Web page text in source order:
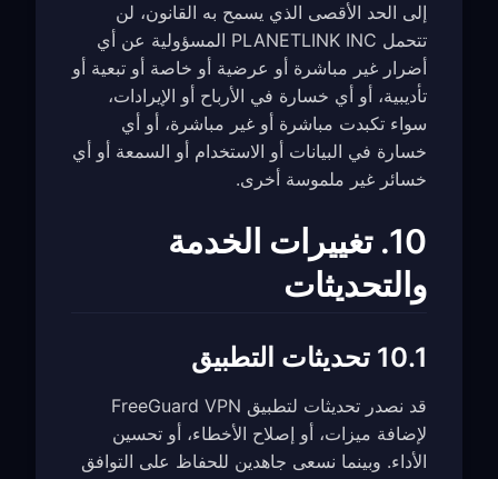
إلى الحد الأقصى الذي يسمح به القانون، لن
تتحمل PLANETLINK INC المسؤولية عن أي
أضرار غير مباشرة أو عرضية أو خاصة أو تبعية أو
تأديبية، أو أي خسارة في الأرباح أو الإيرادات،
سواء تكبدت مباشرة أو غير مباشرة، أو أي
خسارة في البيانات أو الاستخدام أو السمعة أو أي
خسائر غير ملموسة أخرى.
10. تغييرات الخدمة
والتحديثات
10.1 تحديثات التطبيق
قد نصدر تحديثات لتطبيق FreeGuard VPN
لإضافة ميزات، أو إصلاح الأخطاء، أو تحسين
الأداء. وبينما نسعى جاهدين للحفاظ على التوافق